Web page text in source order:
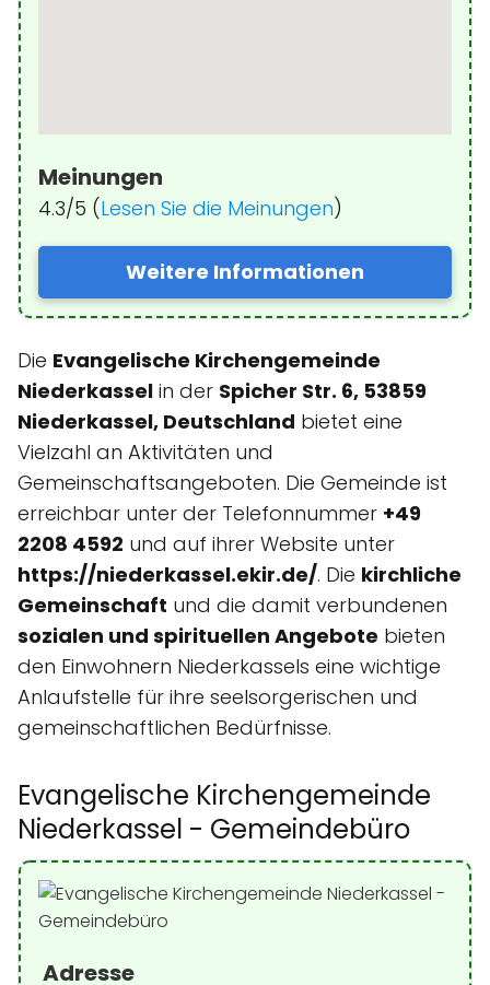
Meinungen
4.3/5 (Lesen Sie die Meinungen)
Weitere Informationen
Die Evangelische Kirchengemeinde
Niederkassel in der Spicher Str. 6, 53859
Niederkassel, Deutschland bietet eine
Vielzahl an Aktivitäten und
Gemeinschaftsangeboten. Die Gemeinde ist
erreichbar unter der Telefonnummer +49
2208 4592 und auf ihrer Website unter
https://niederkassel.ekir.de/. Die kirchliche
Gemeinschaft und die damit verbundenen
sozialen und spirituellen Angebote bieten
den Einwohnern Niederkassels eine wichtige
Anlaufstelle für ihre seelsorgerischen und
gemeinschaftlichen Bedürfnisse.
Evangelische Kirchengemeinde
Niederkassel - Gemeindebüro
Adresse